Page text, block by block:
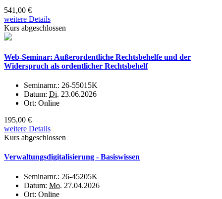
541,00 €
weitere Details
Kurs abgeschlossen
Web-Seminar: Außerordentliche Rechtsbehelfe und der
Widerspruch als ordentlicher Rechtsbehelf
Seminarnr.: 26-55015K
Datum: Di. 23.06.2026
Ort: Online
195,00 €
weitere Details
Kurs abgeschlossen
Verwaltungsdigitalisierung - Basiswissen
Seminarnr.: 26-45205K
Datum: Mo. 27.04.2026
Ort: Online